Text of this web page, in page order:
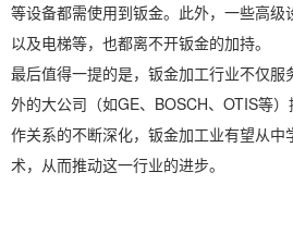
等设备都需使用到钣金。此外，一些高
以及电梯等，也都离不开钣金的加持。
最后值得一提的是，钣金加工行业不仅服
外的大公司（如GE、BOSCH、OTIS等
作关系的不断深化，钣金加工业有望从中
术，从而推动这一行业的进步。